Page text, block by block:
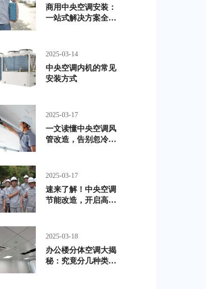
商用中央空调安装：
一站式解决方案全解
2025-03-14
中央空调内机的常见
安装方式
2025-03-17
一文读懂中央空调风
管改造，告别忽冷忽
2025-03-17
速来了解！中央空调
节能改造，开启高效
2025-03-18
办公楼分体空调大揭
秘：究竟分几种类